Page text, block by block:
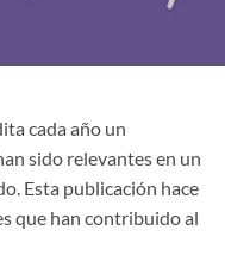
cada año un
sido relevantes en un
Esta publicación hace
que han contribuido al